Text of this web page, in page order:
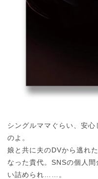
シングルママぐらい、安
のよ。
娘と共に夫のDVから逃れ
なった貴代。SNSの個人
い詰められ……。